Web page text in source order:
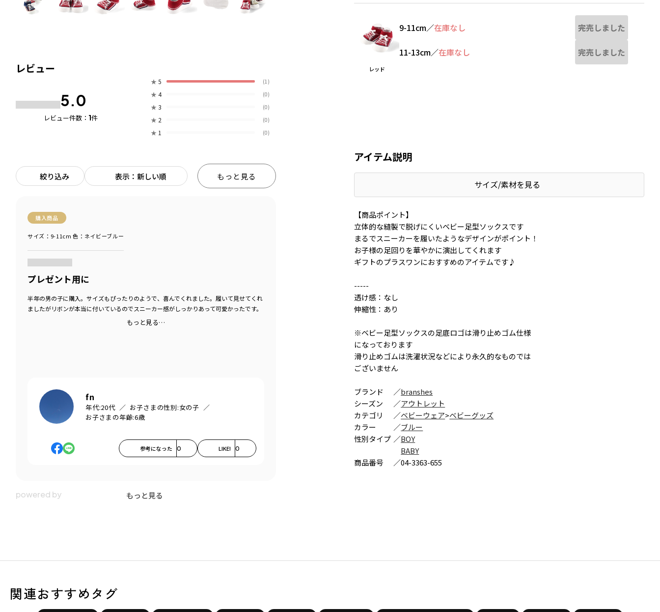
レビュー
5.0
レビュー件数： 1件
★ 5 (1)
★ 4 (0)
★ 3 (0)
★ 2 (0)
★ 1 (0)
絞り込み 表示：新しい順 もっと見る
購入商品
サイズ：9-11cm 色：ネイビーブルー
プレゼント用に
半年の男の子に購入。サイズもぴったりのようで、喜んでくれました。履いて見せてくれ
ましたがリボンが本当に付いているのでスニーカー感がしっかりあって可愛かったです。
もっと見る…
fn
年代:20代 お子さまの性別:女の子
お子さまの年齢:6歳
参考になった 0 LIKE! 0
もっと見る
レッド
9-11cm／在庫なし 完売しました
11-13cm／在庫なし 完売しました
アイテム説明
サイズ/素材を見る
【商品ポイント】
立体的な縫製で脱げにくいベビー足型ソックスです
まるでスニーカーを履いたようなデザインがポイント！
お子様の足回りを華やかに演出してくれます
ギフトのプラスワンにおすすめのアイテムです♪
-----
透け感：なし
伸縮性：あり
※ベビー足型ソックスの足底ロゴは滑り止めゴム仕様
になっております
滑り止めゴムは洗濯状況などにより永久的なものでは
ございません
ブランド ／branshes
シーズン
／アウトレット
カテゴリ
／ベビーウェア>ベビーグッズ
カラー
／ブルー
性別タイプ ／BOY
BABY
商品番号
／04-3363-655
関連おすすめタグ